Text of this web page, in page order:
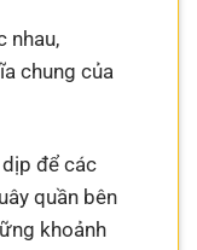
nhau,
chung của
để các
quần bên
khoảnh